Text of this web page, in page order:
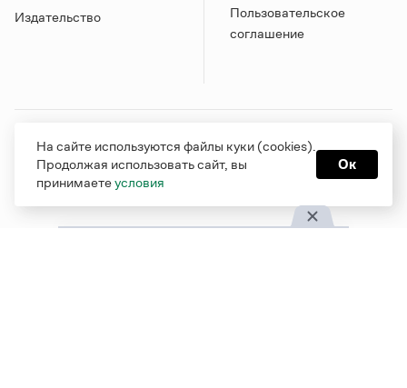
Издательство
Пользовательское
соглашение
Грамота в соцсетях
На сайте используются файлы куки (cookies).
Продолжая использовать сайт, вы
принимаетеусловия
Ок